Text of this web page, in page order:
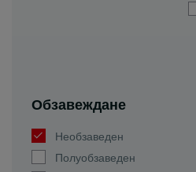
Обзавеждане
Необзаведен
Полуобзаведен